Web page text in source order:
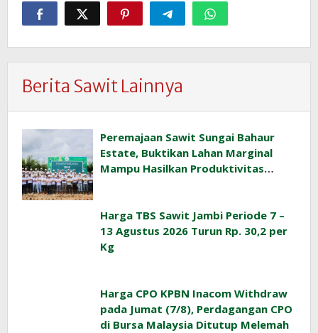
Berita Sawit Lainnya
Peremajaan Sawit Sungai Bahaur
Estate, Buktikan Lahan Marginal
Mampu Hasilkan Produktivitas
Harga TBS Sawit Jambi Periode 7 –
13 Agustus 2026 Turun Rp. 30,2 per
Kg
Harga CPO KPBN Inacom Withdraw
pada Jumat (7/8), Perdagangan CPO
di Bursa Malaysia Ditutup Melemah